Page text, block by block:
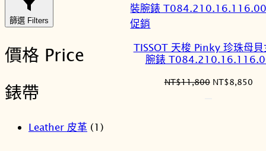
篩選 Filters
價格 Price
錶帶
Leather 皮革 (1)
促銷
商
TISSOT 天梭 Pinky 珍珠母貝
腕錶
NT$11,800 原
NT$8,850目